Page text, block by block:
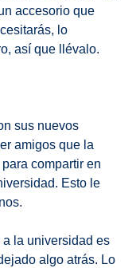
accesorio que
lo
así que llévalo.
sus nuevos
amigos que la
compartir en
Esto le
a la universidad es
algo atrás. Lo